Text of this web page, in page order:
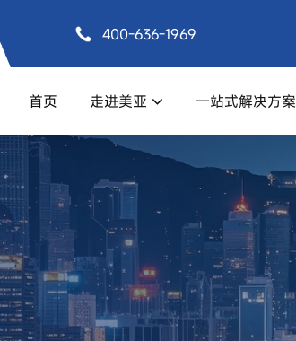
400-636-1969
首页 走进美亚 一站式解决方案